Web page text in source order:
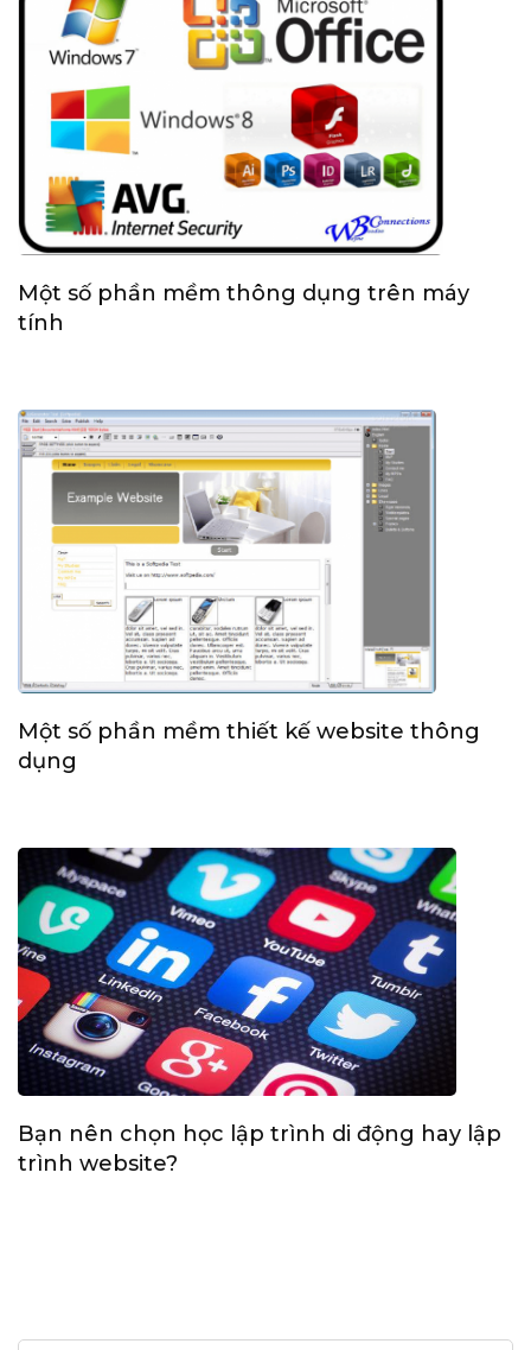
Một số phần mềm thông dụng trên máy
tính
Một số phần mềm thiết kế website thông
dụng
Bạn nên chọn học lập trình di động hay lập
trình website?